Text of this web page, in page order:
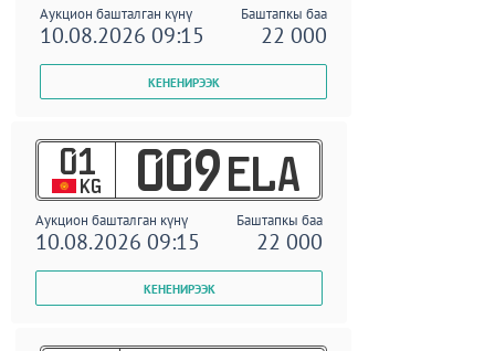
Аукцион башталган күнү Баштапкы баа
10.08.2026 09:15 22 000
01
KG 009 ELA
Аукцион башталган күнү Баштапкы баа
10.08.2026 09:15 22 000